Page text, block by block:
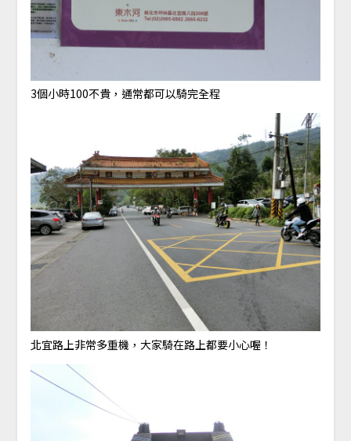
3個小時100不貴，通常都可以騎完全程
北宜路上非常多重機，大家騎在路上都要小心喔！